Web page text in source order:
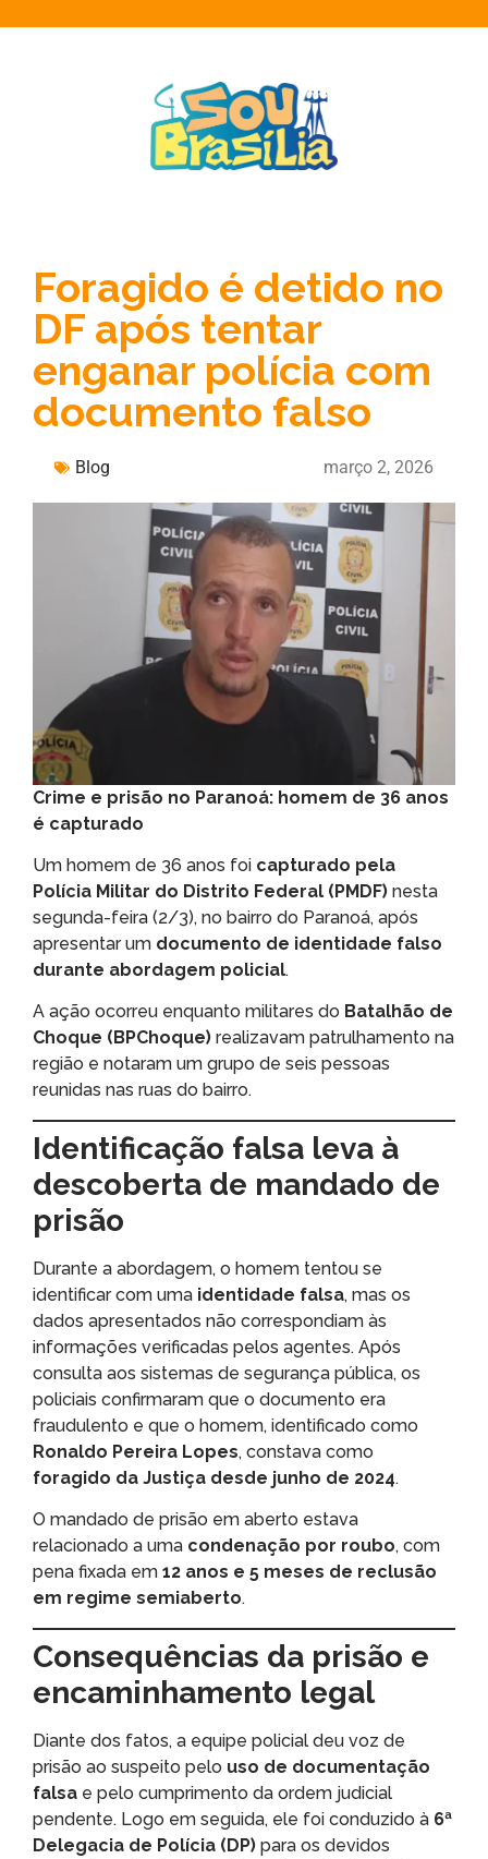
Foragido é detido no
DF após tentar
enganar polícia com
documento falso
Blog março 2, 2026
Crime e prisão no Paranoá: homem de 36 anos
é capturado
Um homem de 36 anos foi capturado pela
Polícia Militar do Distrito Federal (PMDF) nesta
segunda-feira (2/3), no bairro do Paranoá, após
apresentar um documento de identidade falso
durante abordagem policial.
A ação ocorreu enquanto militares do Batalhão de
Choque (BPChoque) realizavam patrulhamento na
região e notaram um grupo de seis pessoas
reunidas nas ruas do bairro.
Identificação falsa leva à
descoberta de mandado de
prisão
Durante a abordagem, o homem tentou se
identificar com uma identidade falsa, mas os
dados apresentados não correspondiam às
informações verificadas pelos agentes. Após
consulta aos sistemas de segurança pública, os
policiais confirmaram que o documento era
fraudulento e que o homem, identificado como
Ronaldo Pereira Lopes, constava como
foragido da Justiça desde junho de 2024.
O mandado de prisão em aberto estava
relacionado a uma condenação por roubo, com
pena fixada em 12 anos e 5 meses de reclusão
em regime semiaberto.
Consequências da prisão e
encaminhamento legal
Diante dos fatos, a equipe policial deu voz de
prisão ao suspeito pelo uso de documentação
falsa e pelo cumprimento da ordem judicial
pendente. Logo em seguida, ele foi conduzido à 6ª
Delegacia de Polícia (DP) para os devidos